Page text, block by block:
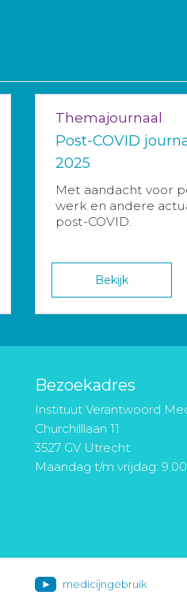
Themajournaal
Post-COVID
2025
Met aandacht voor
werk en andere
post-COVID.
Bekijk
Bezoekadres
Instituut Verantwoord
Churchilllaan 11
3527 GV Utrecht
Maandag t/m vrijdag: 9.00
medicijngebruik